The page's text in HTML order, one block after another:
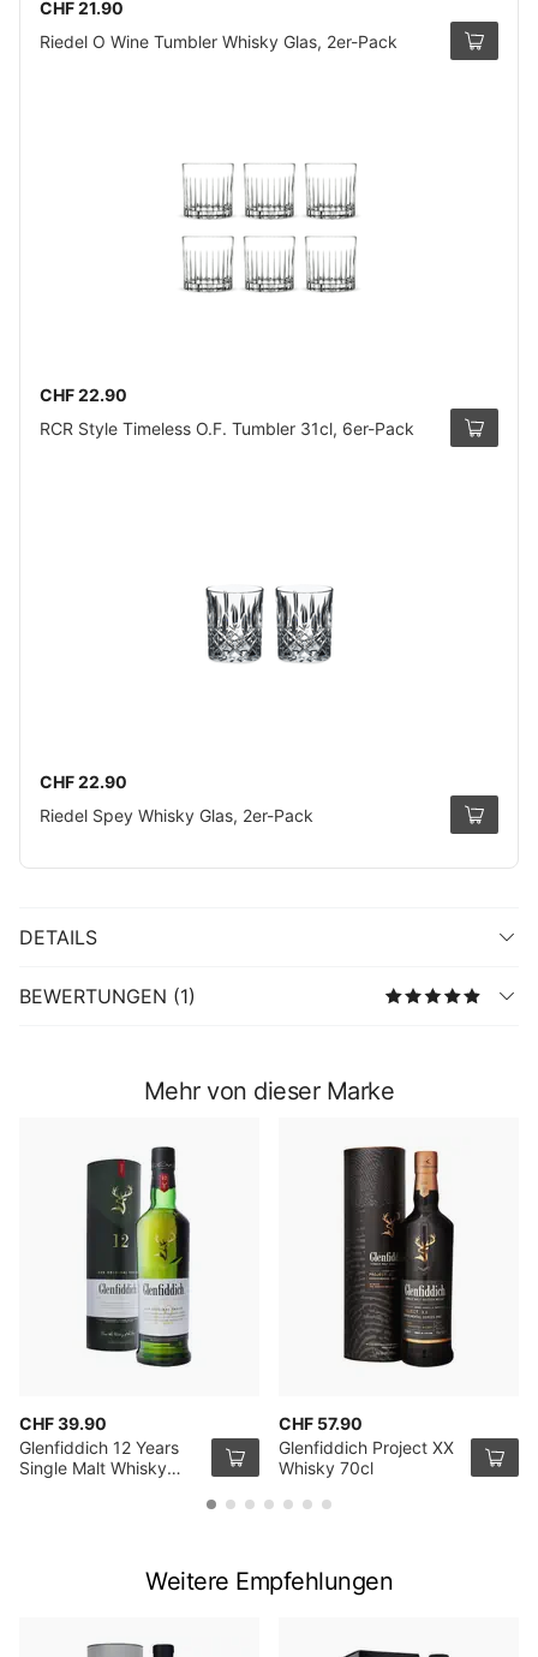
CHF 21.90
Riedel O Wine Tumbler Whisky Glas, 2er-Pack
CHF 22.90
RCR Style Timeless O.F. Tumbler 31cl, 6er-Pack
CHF 22.90
Riedel Spey Whisky Glas, 2er-Pack
DETAILS
BEWERTUNGEN (1)
Mehr von dieser Marke
CHF 39.90
Glenfiddich 12 Years
Single Malt Whisky
CHF 57.90
Glenfiddich Project XX
Whisky 70cl
Weitere Empfehlungen